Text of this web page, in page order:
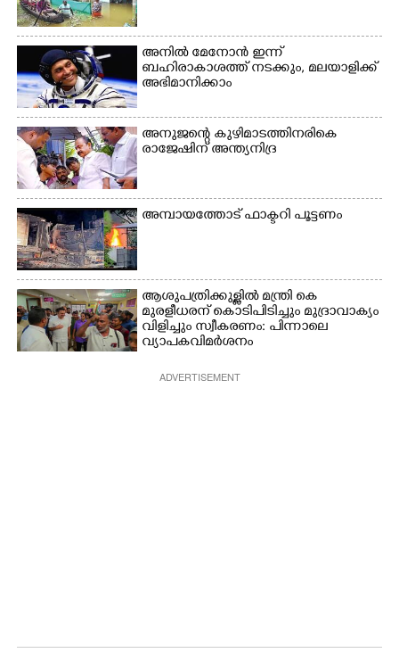
അനിൽ മേനോൻ ഇന്ന്
ബഹിരാകാശത്ത് നടക്കും, മലയാളിക്ക്
അഭിമാനിക്കാം
അനുജന്റെ കുഴിമാടത്തിനരികെ
രാജേഷിന് അന്ത്യനിദ്ര
അമ്പായത്തോട് ഫാക്ടറി പൂട്ടണം
ആശുപത്രിക്കുള്ളിൽ മന്ത്രി കെ
മുരളീധരന് കൊടിപിടിച്ചും മുദ്രാവാക്യം
വിളിച്ചും സ്വീകരണം: പിന്നാലെ
വ്യാപകവിമർശനം
ADVERTISEMENT